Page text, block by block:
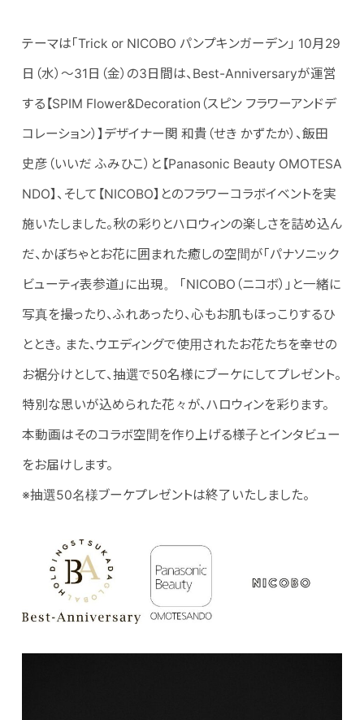
テーマは「Trick or NICOBO パンプキンガーデン」 10月29
日（水）～31日（金）の3日間は、Best-Anniversaryが運営
する【SPIM Flower&Decoration（スピン フラワーアンドデ
コレーション）】デザイナー関 和貴（せき かずたか）、飯田
史彦（いいだ ふみひこ）と【Panasonic Beauty OMOTESA
NDO】、そして【NICOBO】とのフラワーコラボイベントを実
施いたしました。秋の彩りとハロウィンの楽しさを詰め込ん
だ、かぼちゃとお花に囲まれた癒しの空間が「パナソニック
ビューティ表参道」に出現。 「NICOBO（ニコボ）」と一緒に
写真を撮ったり、ふれあったり、心もお肌もほっこりするひ
ととき。 また、ウエディングで使用されたお花たちを幸せの
お裾分けとして、抽選で50名様にブーケにしてプレゼント。
特別な思いが込められた花々が、ハロウィンを彩ります。
本動画はそのコラボ空間を作り上げる様子とインタビュー
をお届けします。
※抽選50名様ブーケプレゼントは終了いたしました。